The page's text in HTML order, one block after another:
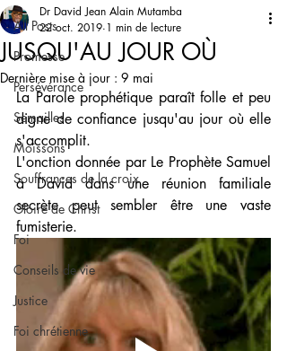
All Posts
Promesse
Persévérance
Semailles
Moissons
Souffrances de la croix
Gloire de Christ
Foi
Conseils de vie
Justice
Foi chrétienne
JUSQU'AU JOUR OÙ
Dr David Jean Alain Mutamba
22 oct. 2019 1 min de lecture
Dernière mise à jour : 9 mai
La Parole prophétique paraît folle et peu
digne de confiance jusqu'au jour où elle
s'accomplit.
L'onction donnée par Le Prophète Samuel
à David dans une réunion familiale
secrète peut sembler être une vaste
fumisterie.